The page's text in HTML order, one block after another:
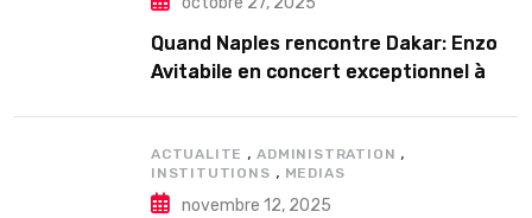
Quand Naples rencontre Dakar: Enzo
Avitabile en concert exceptionnel à
ACTUALITE ,ADMINISTRATION ,
INSTITUTIONS , MEDIAS
novembre 12, 2025